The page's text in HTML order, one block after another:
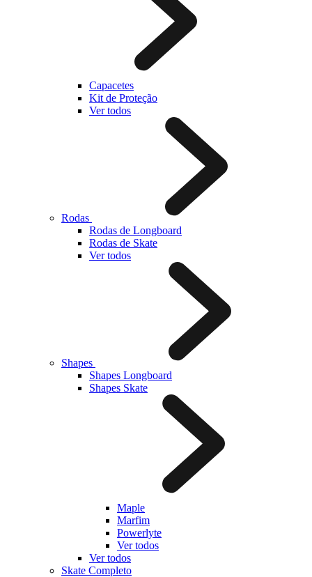
Capacetes
Kit de Proteção
Ver todos
Rodas
Rodas de Longboard
Rodas de Skate
Ver todos
Shapes
Shapes Longboard
Shapes Skate
Maple
Marfim
Powerlyte
Ver todos
Ver todos
Skate Completo